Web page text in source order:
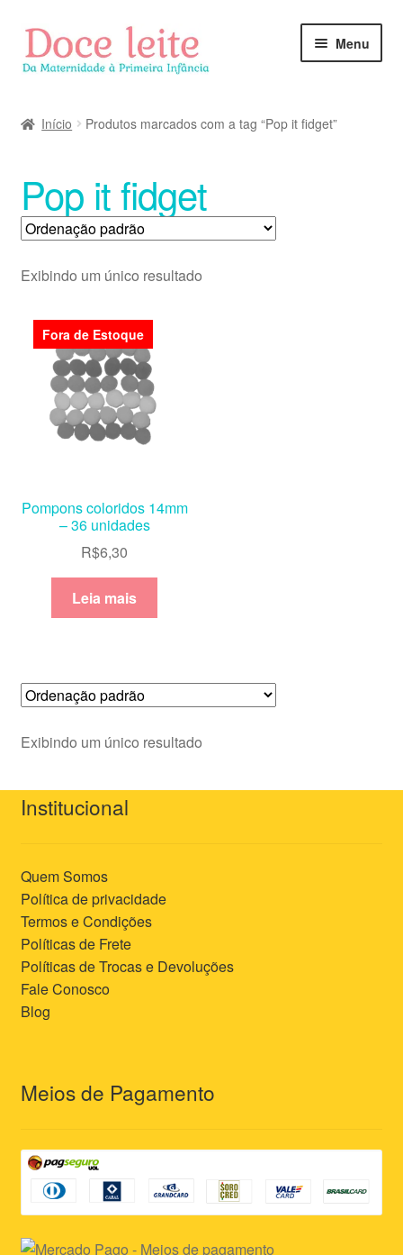
Pular
para
navegação
Pular
para
o
Menu
Início Produtos marcados com a tag “Pop it fidget”
Pop it fidget
Exibindo um único resultado
Fora de Estoque
Pompons coloridos 14mm
– 36 unidades
R$6,30
Leia mais
Exibindo um único resultado
Institucional
Quem Somos
Política de privacidade
Termos e Condições
Políticas de Frete
Políticas de Trocas e Devoluções
Fale Conosco
Blog
Meios de Pagamento